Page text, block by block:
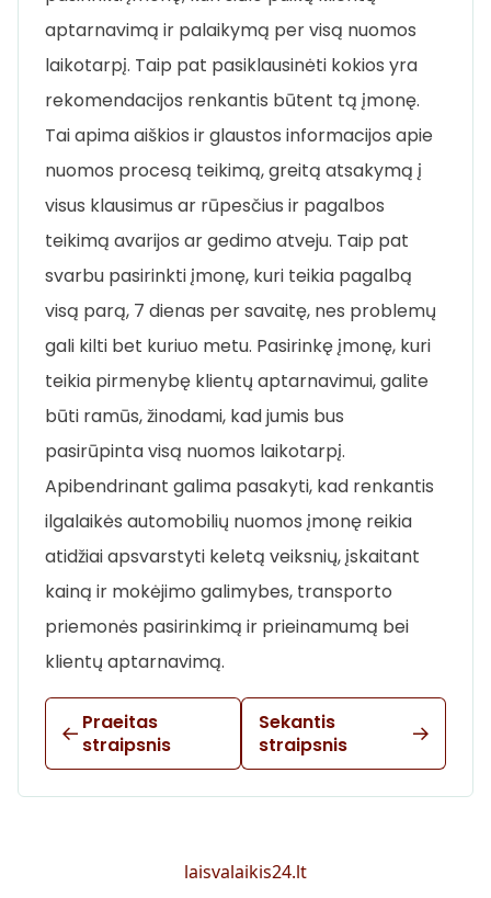
aptarnavimą ir palaikymą per visą nuomos
laikotarpį. Taip pat pasiklausinėti kokios yra
rekomendacijos renkantis būtent tą įmonę.
Tai apima aiškios ir glaustos informacijos apie
nuomos procesą teikimą, greitą atsakymą į
visus klausimus ar rūpesčius ir pagalbos
teikimą avarijos ar gedimo atveju. Taip pat
svarbu pasirinkti įmonę, kuri teikia pagalbą
visą parą, 7 dienas per savaitę, nes problemų
gali kilti bet kuriuo metu. Pasirinkę įmonę, kuri
teikia pirmenybę klientų aptarnavimui, galite
būti ramūs, žinodami, kad jumis bus
pasirūpinta visą nuomos laikotarpį.
Apibendrinant galima pasakyti, kad renkantis
ilgalaikės automobilių nuomos įmonę reikia
atidžiai apsvarstyti keletą veiksnių, įskaitant
kainą ir mokėjimo galimybes, transporto
priemonės pasirinkimą ir prieinamumą bei
klientų aptarnavimą.
Praeitas
straipsnis
Sekantis
straipsnis
laisvalaikis24.lt